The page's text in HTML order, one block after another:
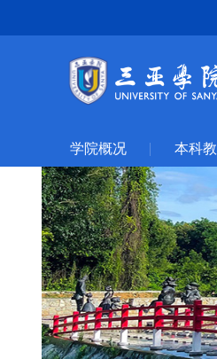
学院概况 本科